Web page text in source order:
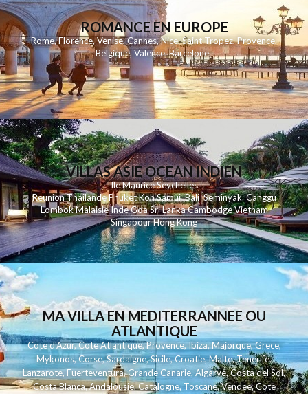
ROMANCE EN EUROPE
Rome,Florence,Venise,Cannes,Nice,Saint Tropez,Provence,
Belgique,Valence,Barcelone,
VILLAS ASIE OCEAN INDIEN
Ile MauriceSeychelles
ReunionThailandePhuketKohSamui Bali SeminyakCanggu
LombokMalaisieIndeGoaSri LankaCambodgeVietnam
SingapourHong Kong
MA VILLA EN MEDITERRANNEE OU
ATLANTIQUE
Cote d'Azur,Cote Atlantique,Provence,Ibiza,Majorque,Grece,
Mykonos,Corse,Sardaigne,Sicile,Croatie,Malte,Tenerife,
Lanzarote,Fuerteventura,Grande Canarie,Algarve,Costa del Sol,
Costa Blanca,Andalousie,Catalogne,Toscane,Vendee,Cote